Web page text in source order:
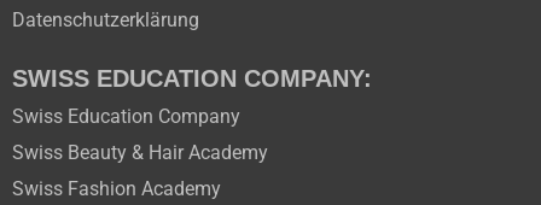
Datenschutzerklärung
SWISS EDUCATION COMPANY:
Swiss Education Company
Swiss Beauty & Hair Academy
Swiss Fashion Academy